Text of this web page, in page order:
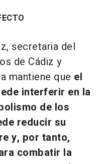
secretaria del
de Cádiz y
mantiene que el
interferir en la
de los
reducir su
y, por tanto,
combatir la